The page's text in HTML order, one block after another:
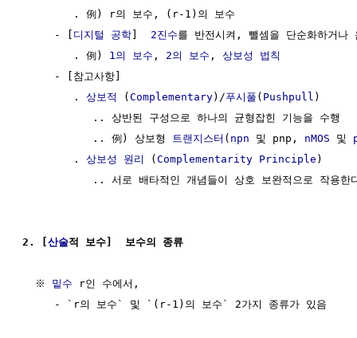
        . 例) r의 보수, (r-1)의 보수
     - [
디지털 공학] 2진수를 반전시켜, 뺄셈을 단순화하거
        . 例)
1의 보수 , 2의 보수 , 상보성 법칙
     - [참고사항]
        .
상보적 (Complementary)/푸시풀 ( Pushpull )
           .. 상반된 구성으로 하나의 균형잡힌 기능을 수행
           .. 例) 상보형
트랜지스터 ( npn 및 pnp, nMOS 및
        .
상보성 원리 (Complementarity Principle )
.. 서로 배타적인 개념들이 상호 보완적으로 작용한
2. [산술적 보수]  보수의 종류
  ※
밑수 r인 수에서,
     - `r의 보수` 및 `(r-1)의 보수` 2가지 종류가 있음